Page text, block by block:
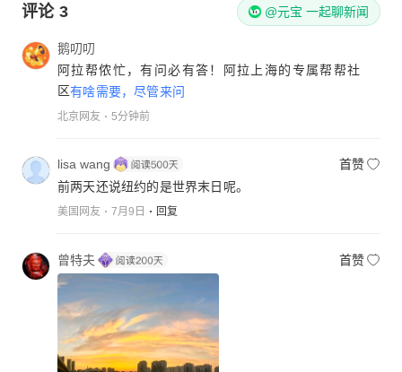
评论 3 @元宝 一起聊新闻
鹅叨叨
阿拉帮侬忙，有问必有答！阿拉上海的专属帮帮社
区有啥需要，尽管来问
北京网友 5分钟前
lisa wang
首赞
前两天还说纽约的是世界末日呢。
美国网友 7月9日 回复
曾特夫 首赞